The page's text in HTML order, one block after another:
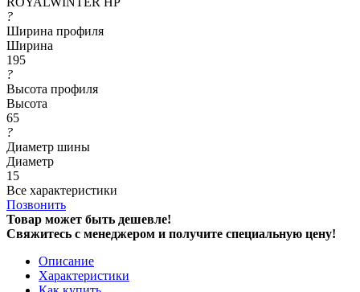
?
Ширина профиля
Ширина
195
?
Высота профиля
Высота
65
?
Диаметр шины
Диаметр
15
Все характеристики
Позвонить
Товар может быть дешевле!
Свяжитесь с менеджером и получите специальную цену!
Описание
Характеристики